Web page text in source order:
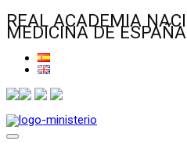
REAL ACADEMIA
MEDICINA DE ESPAÑA